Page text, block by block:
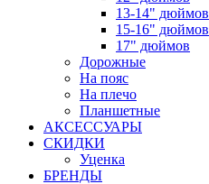
13-14" дюймов
15-16" дюймов
17" дюймов
Дорожные
На пояс
На плечо
Планшетные
АКСЕССУАРЫ
СКИДКИ
Уценка
БРЕНДЫ